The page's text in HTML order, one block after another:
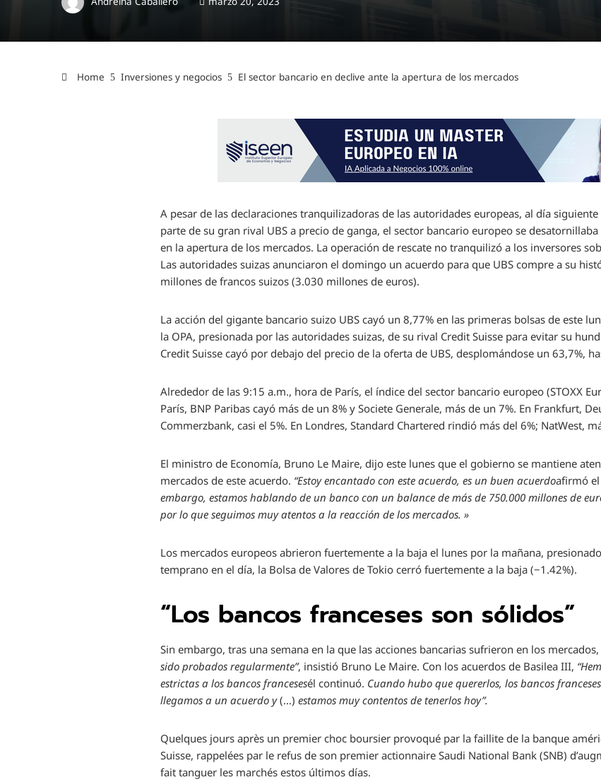
Home Inversiones y negocios El sector bancario en declive ante la apertura de los mercados
A pesar de las declaraciones tranquilizadoras de las autoridades europeas, al día
parte de su gran rival UBS a precio de ganga, el sector bancario europeo se
en la apertura de los mercados. La operación de rescate no tranquilizó a los inversores
Las autoridades suizas anunciaron el domingo un acuerdo para que UBS compre a su
millones de francos suizos (3.030 millones de euros).
La acción del gigante bancario suizo UBS cayó un 8,77% en las primeras bolsas de este
la OPA, presionada por las autoridades suizas, de su rival Credit Suisse para evitar su
Credit Suisse cayó por debajo del precio de la oferta de UBS, desplomándose un 63,7%,
Alrededor de las 9:15 a.m., hora de París, el índice del sector bancario europeo (STOXX
París, BNP Paribas cayó más de un 8% y Societe Generale, más de un 7%. En Frankfurt,
Commerzbank, casi el 5%. En Londres, Standard Chartered rindió más del 6%; NatWest,
El ministro de Economía, Bruno Le Maire, dijo este lunes que el gobierno se mantiene
mercados de este acuerdo. “Estoy encantado con este acuerdo, es un buen acuerdoafirmó el
embargo, estamos hablando de un banco con un balance de más de 750.000 millones de
por lo que seguimos muy atentos a la reacción de los mercados. »
Los mercados europeos abrieron fuertemente a la baja el lunes por la mañana,
temprano en el día, la Bolsa de Valores de Tokio cerró fuertemente a la baja (−1.42%).
“Los bancos franceses son sólidos”
Sin embargo, tras una semana en la que las acciones bancarias sufrieron en los mercados,
sido probados regularmente”, insistió Bruno Le Maire. Con los acuerdos de Basilea III,
estrictas a los bancos francesesél continuó. Cuando hubo que quererlos, los bancos
llegamos a un acuerdo y(…)estamos muy contentos de tenerlos hoy”.
Quelques jours après un premier choc boursier provoqué par la faillite de la banque
Suisse, rappelées par le refus de son premier actionnaire Saudi National Bank (SNB)
fait tanguer les marchés estos últimos días.